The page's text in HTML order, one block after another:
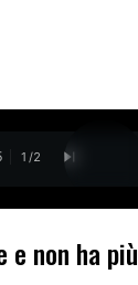
1 /2
e non ha